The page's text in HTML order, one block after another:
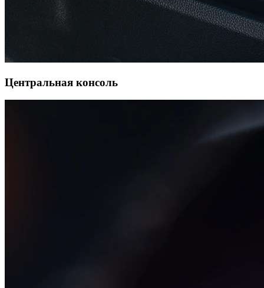
Центральная консоль